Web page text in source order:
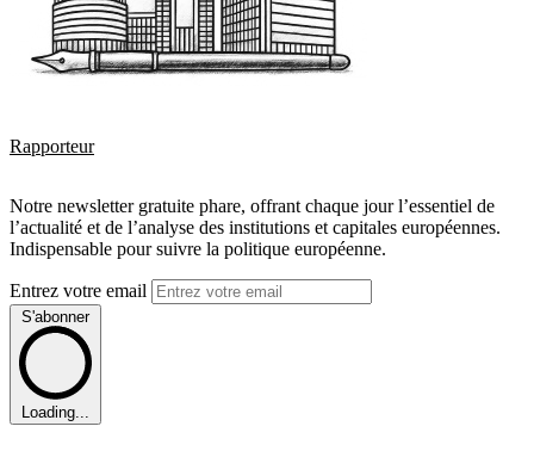
Rapporteur
Notre newsletter gratuite phare, offrant chaque jour l’essentiel de
l’actualité et de l’analyse des institutions et capitales européennes.
Indispensable pour suivre la politique européenne.
Entrez votre email
S'abonner
Loading...